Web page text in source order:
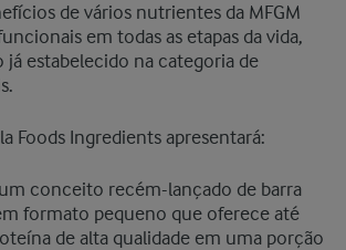
de vários nutrientes da MFGM
em todas as etapas da vida,
já estabelecido na categoria de
Foods Ingredients apresentará:
um conceito recém-lançado de barra
formato pequeno que oferece até
de alta qualidade em uma porção